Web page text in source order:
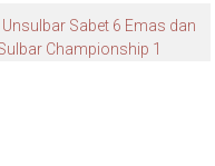
Sabet 6 Emas dan
Championship 1